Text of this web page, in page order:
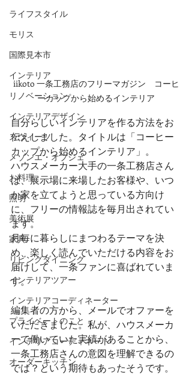
ライフスタイル
モリス
国際見本市
インテリア
リノベーション
インテリアデザイン
スウィーツ
メゾンエ・オブジェ
お料理
照明
美術展
家具
リビングダイニング
インテリアツアー
インテリアコーディネーター
プライベートのこと
インテリアコーディネート
オーダーキッチン
iikoto 一条工務店のフリーマガジン　コーヒ
ーカップから始めるインテリア
自分らしいインテリアを作る方法をお
伝えしました。タイトルは「コーヒー
カップから始めるインテリア」。
ハウスメーカー大手の一条工務店さん
は、展示場に来場したお客様や、いつ
か家を立てようと思っている方向け
に、フリーの情報誌を毎月出されてい
ます。
月毎に暮らしにまつわるテーマを決
め、楽しく読んでいただける内容をお
届けして、一条ファンに喜ばれていま
す。
編集者の方から、メールでオファーを
いただきました。私が、ハウスメーカ
ーで働いていた実績があることから、
一条工務店さんの意図を理解できるの
では？という期待もあったそうです。